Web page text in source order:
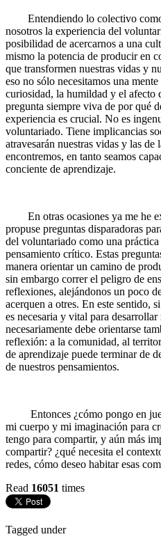
Entendiendo lo colectivo como
nosotros la experiencia del
posibilidad de acercarnos a una
mismo la potencia de producir en
que transformen nuestras vidas y
eso no sólo necesitamos una
curiosidad, la humildad y el afecto
pregunta siempre viva de por qué
experiencia es crucial. No es
voluntariado. Tiene implicancias
atravesarán nuestras vidas y las de
encontremos, en tanto seamos
conciente de aprendizaje.
En otras ocasiones ya me he
propuse preguntas disparadoras
del voluntariado como una práctica
pensamiento crítico. Estas
manera orientar un camino de
sin embargo correr el peligro de
reflexiones, alejándonos un poco
acerquen a otres. En este sentido,
es necesaria y vital para
necesariamente debe orientarse
reflexión: a la comunidad, al
de aprendizaje puede terminar de
de nuestros pensamientos.
Entonces ¿cómo pongo en
mi cuerpo y mi imaginación para
tengo para compartir, y aún más
compartir? ¿qué necesita el
redes, cómo deseo habitar esas
Read 16051 times
Tagged under